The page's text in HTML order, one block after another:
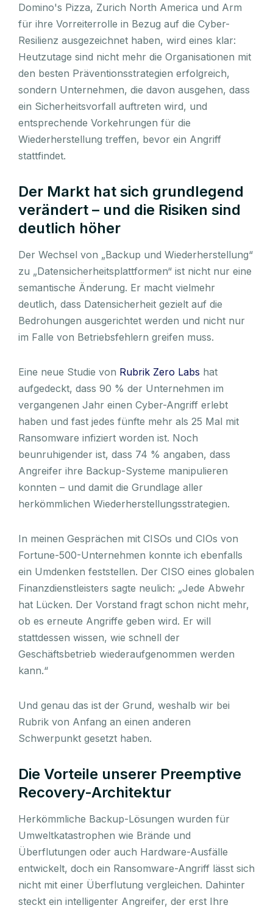
Domino's Pizza, Zurich North America und Arm
für ihre Vorreiterrolle in Bezug auf die Cyber-
Resilienz ausgezeichnet haben, wird eines klar:
Heutzutage sind nicht mehr die Organisationen mit
den besten Präventionsstrategien erfolgreich,
sondern Unternehmen, die davon ausgehen, dass
ein Sicherheitsvorfall auftreten wird, und
entsprechende Vorkehrungen für die
Wiederherstellung treffen, bevor ein Angriff
stattfindet.
Der Markt hat sich grundlegend
verändert – und die Risiken sind
deutlich höher
Der Wechsel von „Backup und Wiederherstellung“
zu „Datensicherheitsplattformen“ ist nicht nur eine
semantische Änderung. Er macht vielmehr
deutlich, dass Datensicherheit gezielt auf die
Bedrohungen ausgerichtet werden und nicht nur
im Falle von Betriebsfehlern greifen muss.
Eine neue Studie von Rubrik Zero Labs hat
aufgedeckt, dass 90 % der Unternehmen im
vergangenen Jahr einen Cyber-Angriff erlebt
haben und fast jedes fünfte mehr als 25 Mal mit
Ransomware infiziert worden ist. Noch
beunruhigender ist, dass 74 % angaben, dass
Angreifer ihre Backup-Systeme manipulieren
konnten – und damit die Grundlage aller
herkömmlichen Wiederherstellungsstrategien.
In meinen Gesprächen mit CISOs und CIOs von
Fortune-500-Unternehmen konnte ich ebenfalls
ein Umdenken feststellen. Der CISO eines globalen
Finanzdienstleisters sagte neulich: „Jede Abwehr
hat Lücken. Der Vorstand fragt schon nicht mehr,
ob es erneute Angriffe geben wird. Er will
stattdessen wissen, wie schnell der
Geschäftsbetrieb wiederaufgenommen werden
kann.“
Und genau das ist der Grund, weshalb wir bei
Rubrik von Anfang an einen anderen
Schwerpunkt gesetzt haben.
Die Vorteile unserer Preemptive
Recovery-Architektur
Herkömmliche Backup-Lösungen wurden für
Umweltkatastrophen wie Brände und
Überflutungen oder auch Hardware-Ausfälle
entwickelt, doch ein Ransomware-Angriff lässt sich
nicht mit einer Überflutung vergleichen. Dahinter
steckt ein intelligenter Angreifer, der erst Ihre